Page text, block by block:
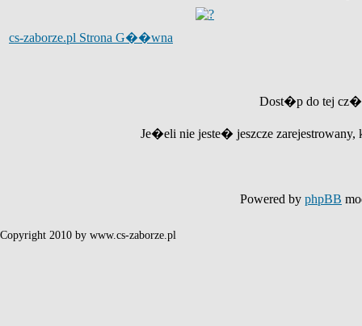
cs-zaborze.pl Strona G��wna
Dost�p do tej
Je�eli nie jeste� jeszcze
Powered by phpBB
Copyright 2010 by www.cs-zaborze.pl